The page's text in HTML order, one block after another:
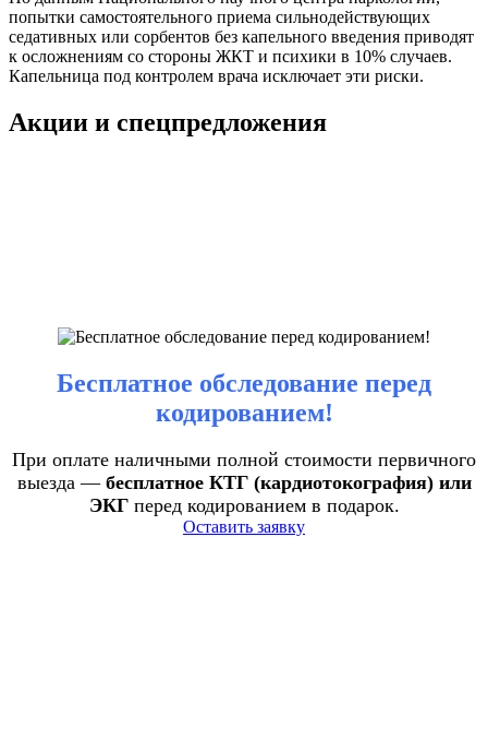
попытки самостоятельного приема сильнодействующих
седативных или сорбентов без капельного введения приводят
к осложнениям со стороны ЖКТ и психики в 10% случаев.
Капельница под контролем врача исключает эти риски.
Акции и спецпредложения
Бесплатное обследование перед
кодированием!
При оплате наличными полной стоимости первичного
выезда — бесплатное КТГ (кардиотокография) или
ЭКГперед кодированием в подарок.
Оставить заявку